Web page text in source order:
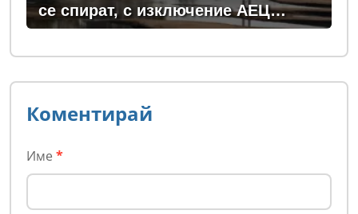
се спират, с изключение АЕЦ
"Козлодуй"?
Коментирай
Име *